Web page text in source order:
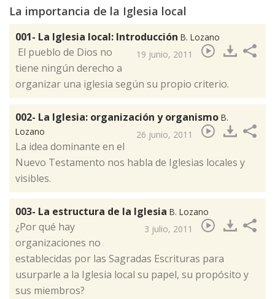
La importancia de la Iglesia local
001- La Iglesia local: Introducción B. Lozano
19 junio, 2011
​ El pueblo de Dios no
tiene ningún derecho a
organizar una iglesia según su propio criterio.
002- La Iglesia: organización y organismo B.
Lozano
26 junio, 2011
La idea dominante en el
Nuevo Testamento nos habla de Iglesias locales y
visibles.
003- La estructura de la Iglesia B. Lozano
3 julio, 2011
¿Por qué hay
organizaciones no
establecidas por las Sagradas Escrituras para
usurparle a la Iglesia local su papel, su propósito y
sus miembros?